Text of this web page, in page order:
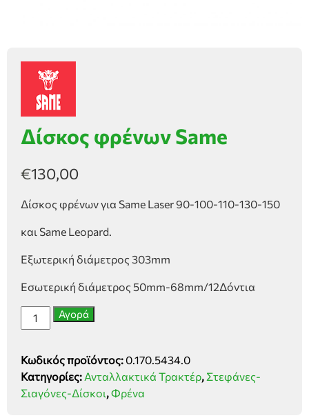
Δίσκος φρένων Same
€130,00
Δίσκος φρένων για Same Laser 90-100-110-130-150
και Same Leopard.
Εξωτερική διάμετρος 303mm
Εσωτερική διάμετρος 50mm-68mm/12Δόντια
Δίσκος
φρένων
ποσότητα
Αγορά
Κωδικός προϊόντος: 0.170.5434.0
Κατηγορίες: Ανταλλακτικά Τρακτέρ, Στεφάνες-
Σιαγόνες-Δίσκοι, Φρένα